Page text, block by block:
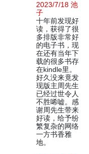
2023/7/18 池
子
十年前发现好
读，获得了很
多排版非常好
的电子书，现
在还有当年下
载的很多书存
在kindle里。
好久没来竟发
现版主周先生
已经过世令人
不胜唏嘘。感
谢周先生带来
好读，给予纷
繁复杂的网络
一方书香雅
地。